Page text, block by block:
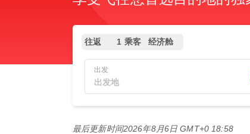
往返 1 乘客 经济舱
出发
最后更新时间2026年8月6日 GMT+0 18:58